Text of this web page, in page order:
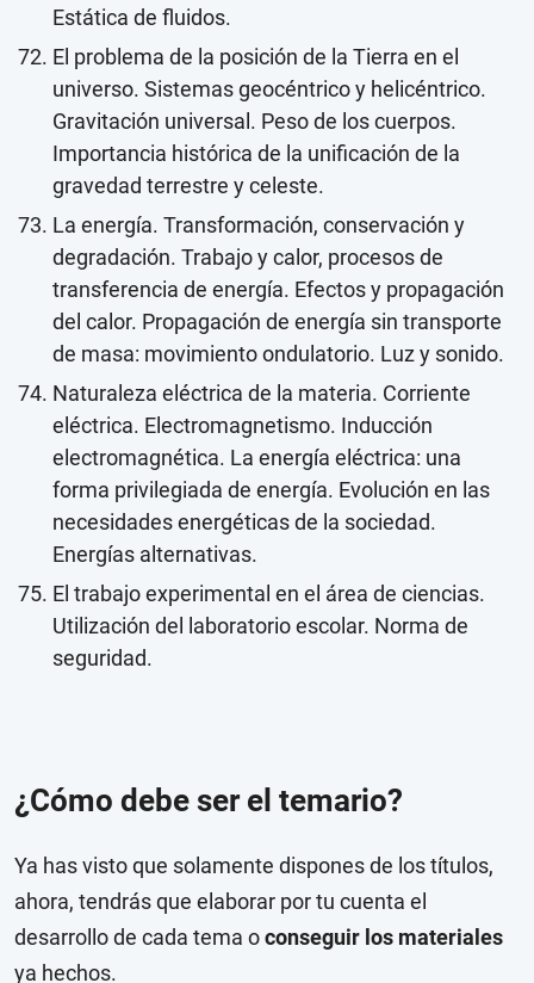
Estática de fluidos.
El problema de la posición de la Tierra en el
universo. Sistemas geocéntrico y helicéntrico.
Gravitación universal. Peso de los cuerpos.
Importancia histórica de la unificación de la
gravedad terrestre y celeste.
La energía. Transformación, conservación y
degradación. Trabajo y calor, procesos de
transferencia de energía. Efectos y propagación
del calor. Propagación de energía sin transporte
de masa: movimiento ondulatorio. Luz y sonido.
Naturaleza eléctrica de la materia. Corriente
eléctrica. Electromagnetismo. Inducción
electromagnética. La energía eléctrica: una
forma privilegiada de energía. Evolución en las
necesidades energéticas de la sociedad.
Energías alternativas.
El trabajo experimental en el área de ciencias.
Utilización del laboratorio escolar. Norma de
seguridad.
¿Cómo debe ser el temario?
Ya has visto que solamente dispones de los títulos,
ahora, tendrás que elaborar por tu cuenta el
desarrollo de cada tema oconseguir los materiales
ya hechos.